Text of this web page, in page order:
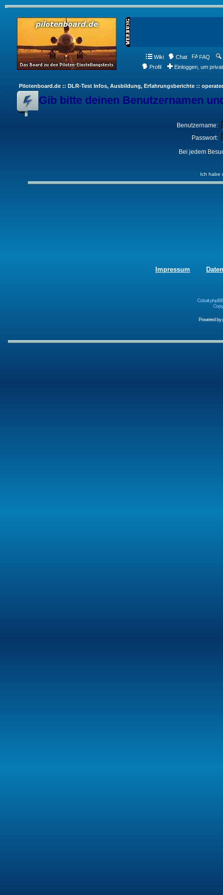
Wiki Chat FAQ
Profil
Einloggen, um
Pilotenboard.de :: DLR-Test Infos, Ausbildung, Erfahrungsberichte ::
Gib bitte deinen Benutzernamen
Benutzername:
Passwort:
Bei jedem
Ich habe
Impressum
Cobalt
Powered by